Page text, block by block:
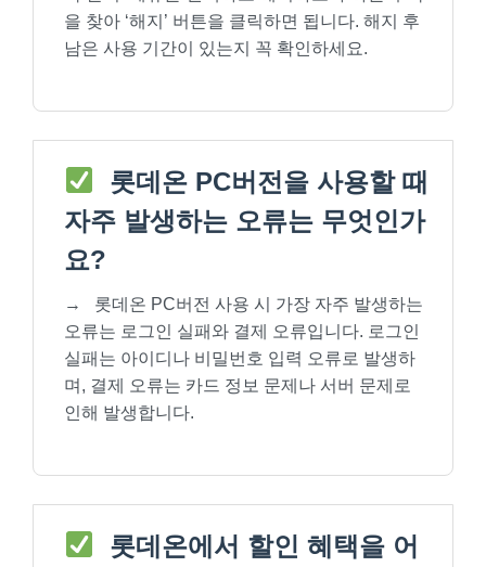
을 찾아 ‘해지’ 버튼을 클릭하면 됩니다. 해지 후
남은 사용 기간이 있는지 꼭 확인하세요.
롯데온 PC버전을 사용할 때
자주 발생하는 오류는 무엇인가
요?
→
롯데온 PC버전 사용 시 가장 자주 발생하는
오류는 로그인 실패와 결제 오류입니다. 로그인
실패는 아이디나 비밀번호 입력 오류로 발생하
며, 결제 오류는 카드 정보 문제나 서버 문제로
인해 발생합니다.
롯데온에서 할인 혜택을 어